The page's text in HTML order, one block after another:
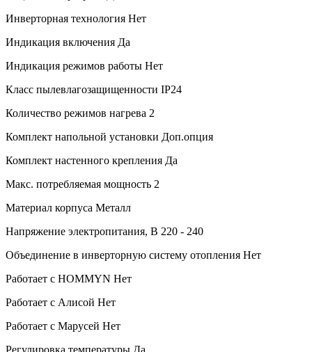
Инверторная технология Нет
Индикация включения Да
Индикация режимов работы Нет
Класс пылевлагозащищенности IP24
Количество режимов нагрева 2
Комплект напольной установки Доп.опция
Комплект настенного крепления Да
Макс. потребляемая мощность 2
Материал корпуса Металл
Напряжение электропитания, В 220 - 240
Объединение в инверторную систему отопления Нет
Работает с HOMMYN Нет
Работает с Алисой Нет
Работает с Марусей Нет
Регулировка температуры Да